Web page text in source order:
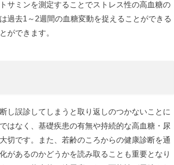
サミンを測定することでストレス性の高血糖の
過去1～2週間の血糖変動を捉えることができる
ができます。
し誤診してしまうと取り返しのつかないことに
はなく、基礎疾患の有無や持続的な高血糖・尿
切です。また、若齢のころからの健康診断を通
があるのかどうかを読み取ることも重要となり